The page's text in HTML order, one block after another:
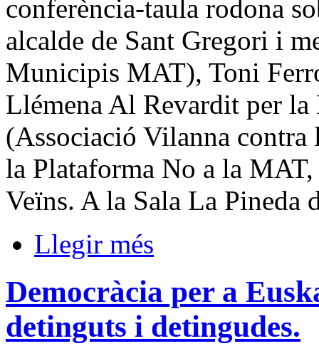
conferència-taula rodona
alcalde de Sant Gregori i
Municipis MAT), Toni
Llémena Al Revardit per
(Associació Vilanna
la Plataforma No a la
Veïns. A la Sala La Pineda
Llegir més
Democràcia per a
detinguts i detingudes.